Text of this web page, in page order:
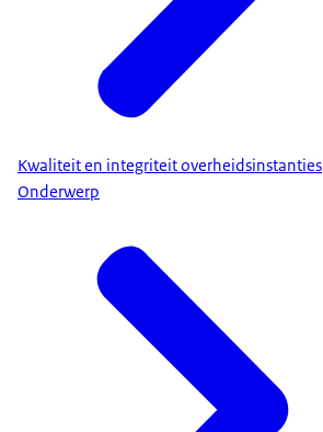
Kwaliteit en integriteit overheidsinstanties
Onderwerp